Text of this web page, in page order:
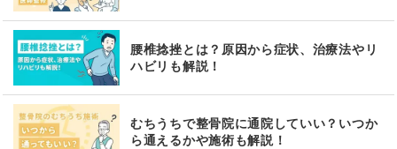
腰椎捻挫とは？原因から症状、治療法やリ
ハビリも解説！
むちうちで整骨院に通院していい？いつか
ら通えるかや施術も解説！